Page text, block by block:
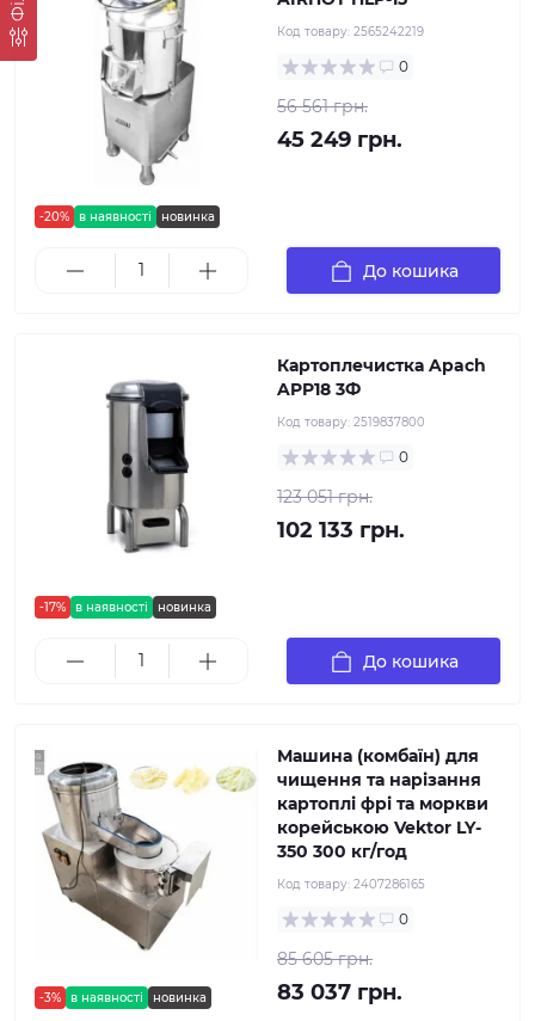
-20% в наявності новинка
Код товару: 2565242219
0
56 561 грн.
45 249 грн.
До кошика
-17% в наявності новинка
Картоплечистка Apach
APP18 3Ф
Код товару: 2519837800
0
123 051 грн.
102 133 грн.
До кошика
-3% в наявності новинка
Машина (комбаїн) для
чищення та нарізання
картоплі фрі та моркви
корейською Vektor LY-
350 300 кг/год
Код товару: 2407286165
0
85 605 грн.
83 037 грн.